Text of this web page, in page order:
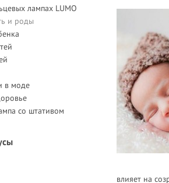
лампах LUMO
и роды
в моде
со штативом
влияет на